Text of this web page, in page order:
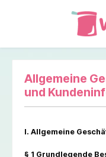
Allgemeine
und
I. Allgemeine
§ 1 Grundlegende